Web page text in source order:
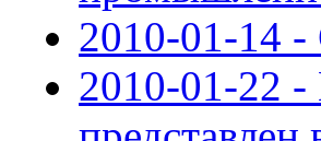
2010-01-14
2010-01-22